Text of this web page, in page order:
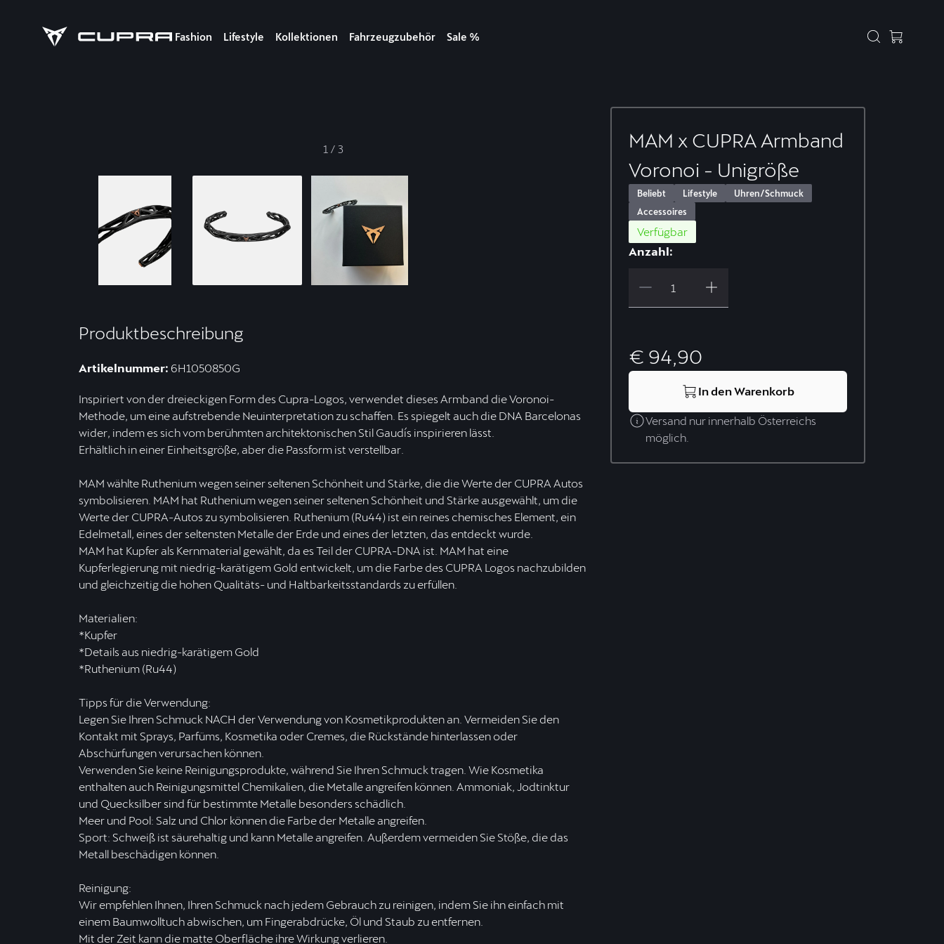
Fashion Lifestyle Kollektionen Fahrzeugzubehör Sale %
1 / 3
Produktbeschreibung
Artikelnummer: 6H1050850G
Inspiriert von der dreieckigen Form des Cupra-Logos, verwendet dieses Armband die Voronoi-
Methode, um eine aufstrebende Neuinterpretation zu schaffen. Es spiegelt auch die DNA Barcelonas
wider, indem es sich vom berühmten architektonischen Stil Gaudís inspirieren lässt.
Erhältlich in einer Einheitsgröße, aber die Passform ist verstellbar.
MAM wählte Ruthenium wegen seiner seltenen Schönheit und Stärke, die die Werte der CUPRA Autos
symbolisieren. MAM hat Ruthenium wegen seiner seltenen Schönheit und Stärke ausgewählt, um die
Werte der CUPRA-Autos zu symbolisieren. Ruthenium (Ru44) ist ein reines chemisches Element, ein
Edelmetall, eines der seltensten Metalle der Erde und eines der letzten, das entdeckt wurde.
MAM hat Kupfer als Kernmaterial gewählt, da es Teil der CUPRA-DNA ist. MAM hat eine
Kupferlegierung mit niedrig-karätigem Gold entwickelt, um die Farbe des CUPRA Logos nachzubilden
und gleichzeitig die hohen Qualitäts- und Haltbarkeitsstandards zu erfüllen.
Materialien:
*Kupfer
*Details aus niedrig-karätigem Gold
*Ruthenium (Ru44)
Tipps für die Verwendung:
Legen Sie Ihren Schmuck NACH der Verwendung von Kosmetikprodukten an. Vermeiden Sie den
Kontakt mit Sprays, Parfüms, Kosmetika oder Cremes, die Rückstände hinterlassen oder
Abschürfungen verursachen können.
Verwenden Sie keine Reinigungsprodukte, während Sie Ihren Schmuck tragen. Wie Kosmetika
enthalten auch Reinigungsmittel Chemikalien, die Metalle angreifen können. Ammoniak, Jodtinktur
und Quecksilber sind für bestimmte Metalle besonders schädlich.
Meer und Pool: Salz und Chlor können die Farbe der Metalle angreifen.
Sport: Schweiß ist säurehaltig und kann Metalle angreifen. Außerdem vermeiden Sie Stöße, die das
Metall beschädigen können.
Reinigung:
Wir empfehlen Ihnen, Ihren Schmuck nach jedem Gebrauch zu reinigen, indem Sie ihn einfach mit
einem Baumwolltuch abwischen, um Fingerabdrücke, Öl und Staub zu entfernen.
Mit der Zeit kann die matte Oberfläche ihre Wirkung verlieren.
MAM x CUPRA Armband
Voronoi - Unigröße
Beliebt Lifestyle
Uhren/Schmuck
Accessoires
Verfügbar
Anzahl:
€ 94,90
In den Warenkorb
Versand nur innerhalb Österreichs
möglich.